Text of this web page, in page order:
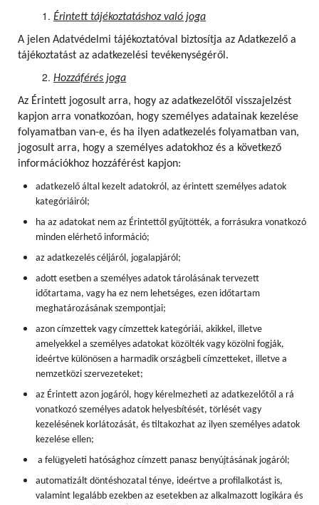
Érintett tájékoztatáshoz való joga
A jelen Adatvédelmi tájékoztatóval biztosítja az Adatkezelő a
tájékoztatást az adatkezelési tevékenységéről.
Hozzáférés joga
Az Érintett jogosult arra, hogy az adatkezelőtől visszajelzést
kapjon arra vonatkozóan, hogy személyes adatainak kezelése
folyamatban van-e, és ha ilyen adatkezelés folyamatban van,
jogosult arra, hogy a személyes adatokhoz és a következő
információkhoz hozzáférést kapjon:
adatkezelő által kezelt adatokról, az érintett személyes adatok
kategóriáiról;
ha az adatokat nem az Érintettől gyűjtötték, a forrásukra vonatkozó
minden elérhető információ;
az adatkezelés céljáról, jogalapjáról;
adott esetben a személyes adatok tárolásának tervezett
időtartama, vagy ha ez nem lehetséges, ezen időtartam
meghatározásának szempontjai;
azon címzettek vagy címzettek kategóriái, akikkel, illetve
amelyekkel a személyes adatokat közölték vagy közölni fogják,
ideértve különösen a harmadik országbeli címzetteket, illetve a
nemzetközi szervezeteket;
az Érintett azon jogáról, hogy kérelmezheti az adatkezelőtől a rá
vonatkozó személyes adatok helyesbítését, törlését vagy
kezelésének korlátozását, és tiltakozhat az ilyen személyes adatok
kezelése ellen;
a felügyeleti hatósághoz címzett panasz benyújtásának jogáról;
automatizált döntéshozatal ténye, ideértve a profilalkotást is,
valamint legalább ezekben az esetekben az alkalmazott logikára és